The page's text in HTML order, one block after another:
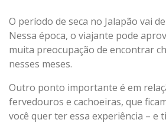
O período de seca no Jalapão vai
Nessa época, o viajante pode
muita preocupação de encontrar
nesses meses.
Outro ponto importante é em
fervedouros e cachoeiras, que
você quer ter essa experiência – e